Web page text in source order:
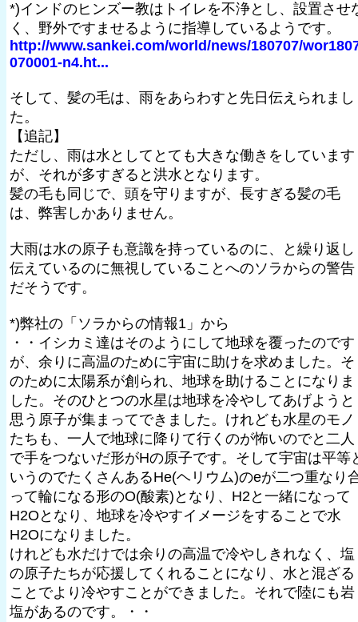
*)インドのヒンズー教はトイレを不浄とし、設置させ
く、野外ですませるように指導しているようです。
http://www.sankei.com/world/news/180707/
070001-n4.ht...
そして、髪の毛は、雨をあらわすと先日伝えられまし
た。
【追記】
ただし、雨は水としてとても大きな働きをしています
が、それが多すぎると洪水となります。
髪の毛も同じで、頭を守りますが、長すぎる髪の毛
は、弊害しかありません。
大雨は水の原子も意識を持っているのに、と繰り返し
伝えているのに無視していることへのソラからの警告
だそうです。
*)弊社の「ソラからの情報1」から
・・イシカミ達はそのようにして地球を覆ったのです
が、余りに高温のために宇宙に助けを求めました。そ
のために太陽系が創られ、地球を助けることになりま
した。そのひとつの水星は地球を冷やしてあげようと
思う原子が集まってできました。けれども水星のモノ
たちも、一人で地球に降りて行くのが怖いのでと二人
で手をつないだ形がHの原子です。そして宇宙は平等
いうのでたくさんあるHe(ヘリウム)のeが二つ重なり
って輪になる形のO(酸素)となり、H2と一緒になって
H2Oとなり、地球を冷やすイメージをすることで水
H2Oになりました。
けれども水だけでは余りの高温で冷やしきれなく、塩
の原子たちが応援してくれることになり、水と混ざる
ことでより冷やすことができました。それで陸にも岩
塩があるのです。・・